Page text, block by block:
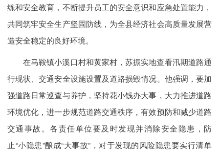
练和安全教育，不断提升员工的安全意识和应急处置能力，
共同筑牢安全生产坚固防线，为全县经济社会高质量发展营
造安全稳定的良好环境。
在马鞍镇小溪口村和黄家村，苏振实地查看汛期道路通
行现状、交通安全设施设置及道路损毁情况。他强调，要加
强道路日常巡查与养护，坚持花小钱办大事，大力推进道路
环境优化，进一步规范道路交通秩序，有效预防和减少道路
交通事故。各责任单位要及时发现并消除安全隐患，防
止“小隐患”酿成“大事故”，对于发现的风险隐患要实行清单